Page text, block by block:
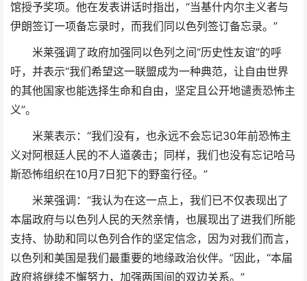
馆授予奖项。他在发表讲话时指出，“当基什内尔主义者与
伊朗签订一项备忘录时，而我们同以色列签订备忘录。”
米莱强调了政府加强同以色列之间“历史性友谊”的呼
吁，并表示“我们希望这一联盟成为一种典范，让自由世界
的其他国家也能选择生命和自由，坚定且公开地谴责恐怖主
义”。
米莱表示：“我们没有，也永远不会忘记30年前恐怖主
义对阿根廷人民的不人道袭击；同样，我们也没有忘记哈马
斯恐怖组织在10月7日犯下的野蛮行径。”
米莱强调：“我认为在这一点上，我们已不仅表现出了
本届政府与以色列人民的天然亲情，也展现出了进我们所能
支持、协助和同以色列合作的坚定信念，因为对我们而言，
以色列和美国是我们最重要的地缘政治伙伴。”因此，“本届
政府将继续不懈努力，加强两国间的双边关系。”